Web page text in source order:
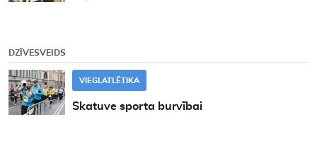
DZĪVESVEIDS
VIEGLATLĒTIKA
Skatuve sporta burvībai